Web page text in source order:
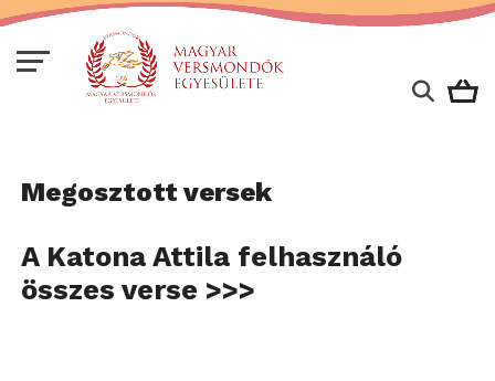
Megosztott versek
A Katona Attila felhasználó
összes verse >>>